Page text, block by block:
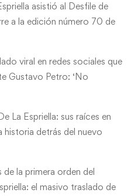
asistió al Desfile de
a la edición número 70 de
viral en redes sociales que
Gustavo Petro: ‘No
La Espriella: sus raíces en
historia detrás del nuevo
la primera orden del
el masivo traslado de